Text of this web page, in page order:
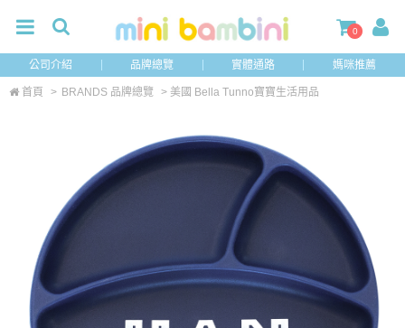
0
公司介紹 品牌總覽 實體通路 媽咪推薦
首頁 > BRANDS 品牌總覽 > 美國 Bella Tunno寶寶生活用品